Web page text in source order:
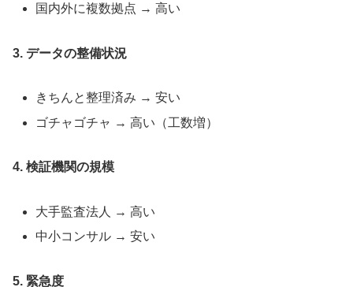
国内外に複数拠点 → 高い
3. データの整備状況
きちんと整理済み → 安い
ゴチャゴチャ → 高い（工数増）
4. 検証機関の規模
大手監査法人 → 高い
中小コンサル → 安い
5. 緊急度